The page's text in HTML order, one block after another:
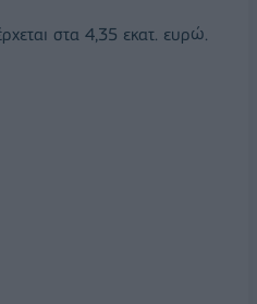
στα 4,35 εκατ. ευρώ.